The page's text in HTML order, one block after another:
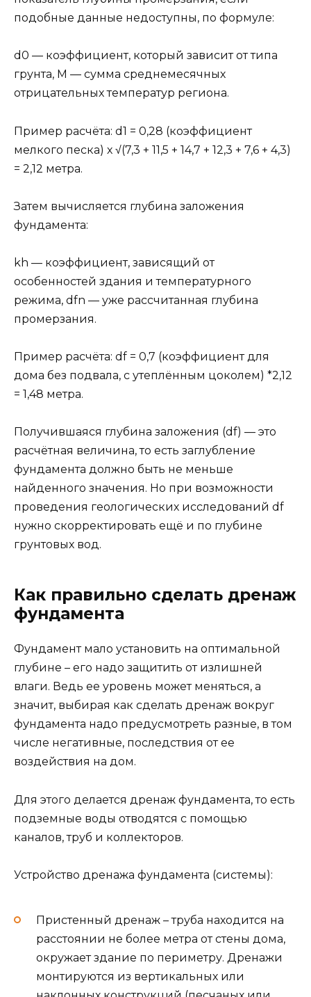
подобные данные недоступны, по формуле:
d0 — коэффициент, который зависит от типа
грунта, M — сумма среднемесячных
отрицательных температур региона.
Пример расчёта: d1 = 0,28 (коэффициент
мелкого песка) х √(7,3 + 11,5 + 14,7 + 12,3 + 7,6 + 4,3)
= 2,12 метра.
Затем вычисляется глубина заложения
фундамента:
kh — коэффициент, зависящий от
особенностей здания и температурного
режима, dfn — уже рассчитанная глубина
промерзания.
Пример расчёта: df = 0,7 (коэффициент для
дома без подвала, с утеплённым цоколем) *2,12
= 1,48 метра.
Получившаяся глубина заложения (df) — это
расчётная величина, то есть заглубление
фундамента должно быть не меньше
найденного значения. Но при возможности
проведения геологических исследований df
нужно скорректировать ещё и по глубине
грунтовых вод.
Как правильно сделать дренаж
фундамента
Фундамент мало установить на оптимальной
глубине – его надо защитить от излишней
влаги. Ведь ее уровень может меняться, а
значит, выбирая как сделать дренаж вокруг
фундамента надо предусмотреть разные, в том
числе негативные, последствия от ее
воздействия на дом.
Для этого делается дренаж фундамента, то есть
подземные воды отводятся с помощью
каналов, труб и коллекторов.
Устройство дренажа фундамента (системы):
Пристенный дренаж – труба находится на
расстоянии не более метра от стены дома,
окружает здание по периметру. Дренажи
монтируются из вертикальных или